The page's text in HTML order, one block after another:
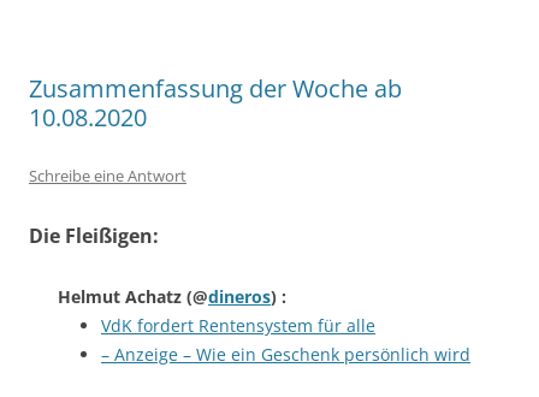
Zusammenfassung der Woche ab
10.08.2020
Schreibe eine Antwort
Die Fleißigen:
Helmut Achatz (@dineros) :
VdK fordert Rentensystem für alle
– Anzeige – Wie ein Geschenk persönlich wird